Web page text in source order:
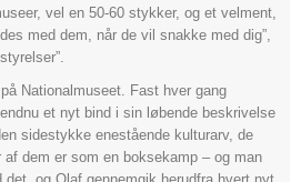
vel en 50-60 stykker, og et velment,
med dem, når de vil snakke med dig”,
Nationalmuseet. Fast hver gang
et nyt bind i sin løbende beskrivelse
sidestykke enestående kulturarv, de
af dem er som en boksekamp – og man